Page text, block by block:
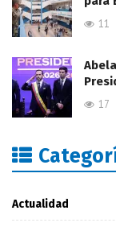
11
17
Actualidad